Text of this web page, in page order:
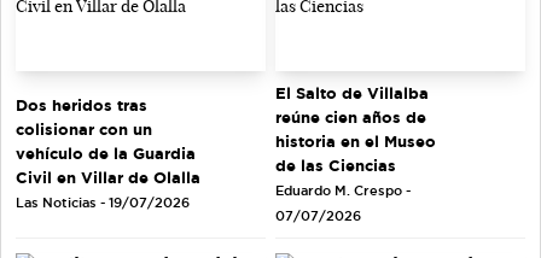
Dos heridos tras
colisionar con un
vehículo de la Guardia
Civil en Villar de Olalla
Las Noticias - 19/07/2026
El Salto de Villalba
reúne cien años de
historia en el Museo
de las Ciencias
Eduardo M. Crespo -
07/07/2026